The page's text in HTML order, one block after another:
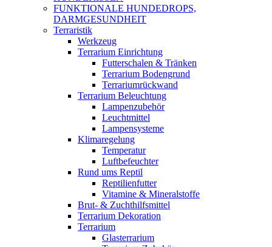
FUNKTIONALE HUNDEDROPS,
DARMGESUNDHEIT
Terraristik
Werkzeug
Terrarium Einrichtung
Futterschalen & Tränken
Terrarium Bodengrund
Terrariumrückwand
Terrarium Beleuchtung
Lampenzubehör
Leuchtmittel
Lampensysteme
Klimaregelung
Temperatur
Luftbefeuchter
Rund ums Reptil
Reptilienfutter
Vitamine & Mineralstoffe
Brut- & Zuchthilfsmittel
Terrarium Dekoration
Terrarium
Glasterrarium